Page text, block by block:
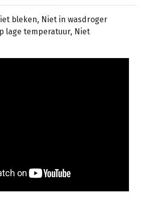
bleken, Niet in wasdroger
lage temperatuur, Niet